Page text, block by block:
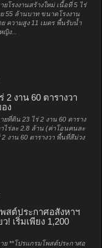
ยโรงงานสร้างใหม่ เนื้อที่ 5 ไร่
55 ล้านบาท ขนาดโรงงาน
ย ความสูง 11 เมตร พื้นรับน้ำ
ง...
2 งาน 60 ตารางวา
ง
ยที่ดิน 23 ไร่ 2 งาน 60 ตาราง
ไร่ละ 2.8 ล้าน (ค่าโอนคนละ
งาน 60 ตารางวา พื้นที่สีม่วง
สต์ประกาศอสังหาฯ
! เริ่มเพียง 1,200
าย **โปรแกรมโพสต์ประกาศอ